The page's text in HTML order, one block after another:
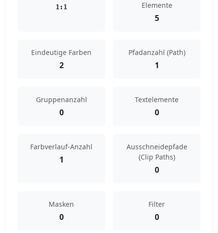
1:1
Elemente
5
Eindeutige Farben
2
Pfadanzahl (Path)
1
Gruppenanzahl
0
Textelemente
0
Farbverlauf-Anzahl
1
Ausschneidepfade
(Clip Paths)
0
Masken
0
Filter
0